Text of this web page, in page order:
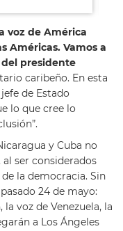
voz de América
Américas. Vamos a
presidente
caribeño. En esta
de Estado
lo que cree lo
y Cuba no
ser considerados
la democracia. Sin
24 de mayo:
voz de Venezuela, la
a Los Ángeles